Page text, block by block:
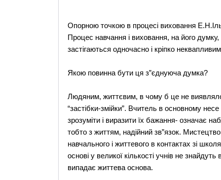
Опорною точкою в процесі виховання
Процес навчання і виховання, на його думку,
застігаються одночасно і кріпко
Якою повинна бути ця з”єднуюча думка?
Людяним, життєвим, в чому б це не
“застібки-змійки”. Вчитель в основному
зрозуміти і виразити їх бажання- означає
тобто з життям, надійний зв”язок.
навчального і життевого в контактах зі
основі у великої кількості учнів не
випадає життева основа.